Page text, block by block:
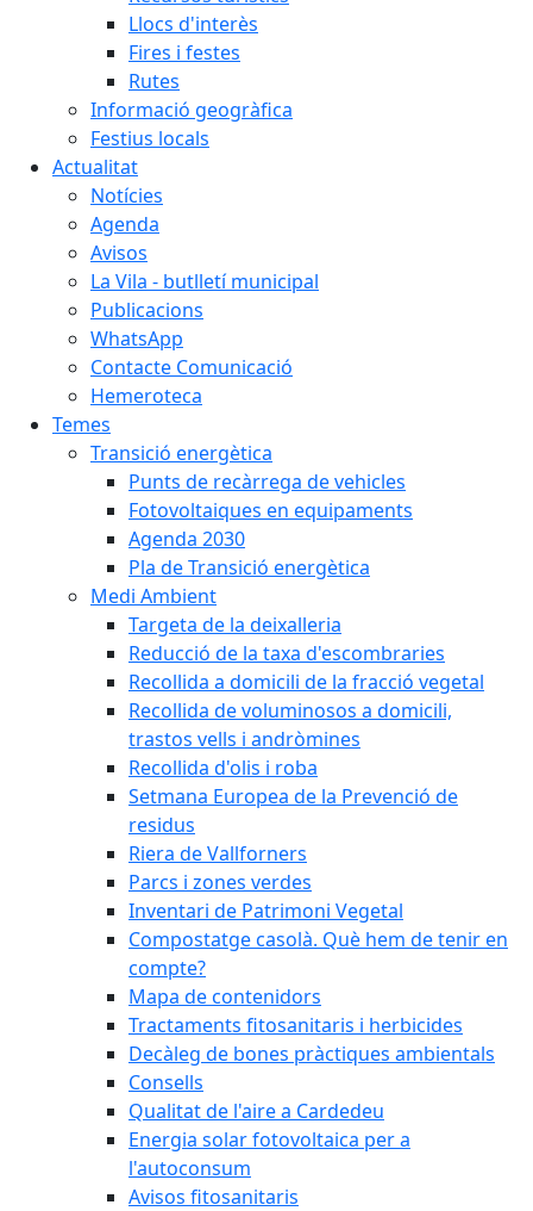
Llocs d'interès
Fires i festes
Rutes
Informació geogràfica
Festius locals
Actualitat
Notícies
Agenda
Avisos
La Vila - butlletí municipal
Publicacions
WhatsApp
Contacte Comunicació
Hemeroteca
Temes
Transició energètica
Punts de recàrrega de vehicles
Fotovoltaiques en equipaments
Agenda 2030
Pla de Transició energètica
Medi Ambient
Targeta de la deixalleria
Reducció de la taxa d'escombraries
Recollida a domicili de la fracció vegetal
Recollida de voluminosos a domicili,
trastos vells i andròmines
Recollida d'olis i roba
Setmana Europea de la Prevenció de
residus
Riera de Vallforners
Parcs i zones verdes
Inventari de Patrimoni Vegetal
Compostatge casolà. Què hem de tenir en
compte?
Mapa de contenidors
Tractaments fitosanitaris i herbicides
Decàleg de bones pràctiques ambientals
Consells
Qualitat de l'aire a Cardedeu
Energia solar fotovoltaica per a
l'autoconsum
Avisos fitosanitaris